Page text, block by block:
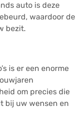
auto is deze
waardoor de
bezit.
is er een enorme
om precies die
bij uw wensen en